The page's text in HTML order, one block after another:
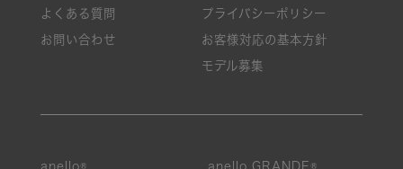
よくある質問
お問い合わせ
プライバシーポリシー
お客様対応の基本方針
モデル募集
anello® anello GRANDE®